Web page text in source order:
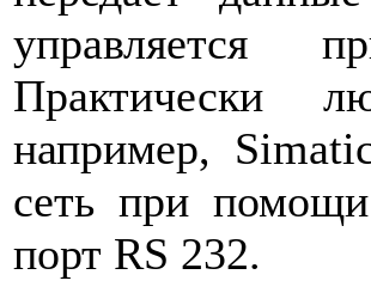
управляется
Практически
например,
сеть при
порт RS 232.